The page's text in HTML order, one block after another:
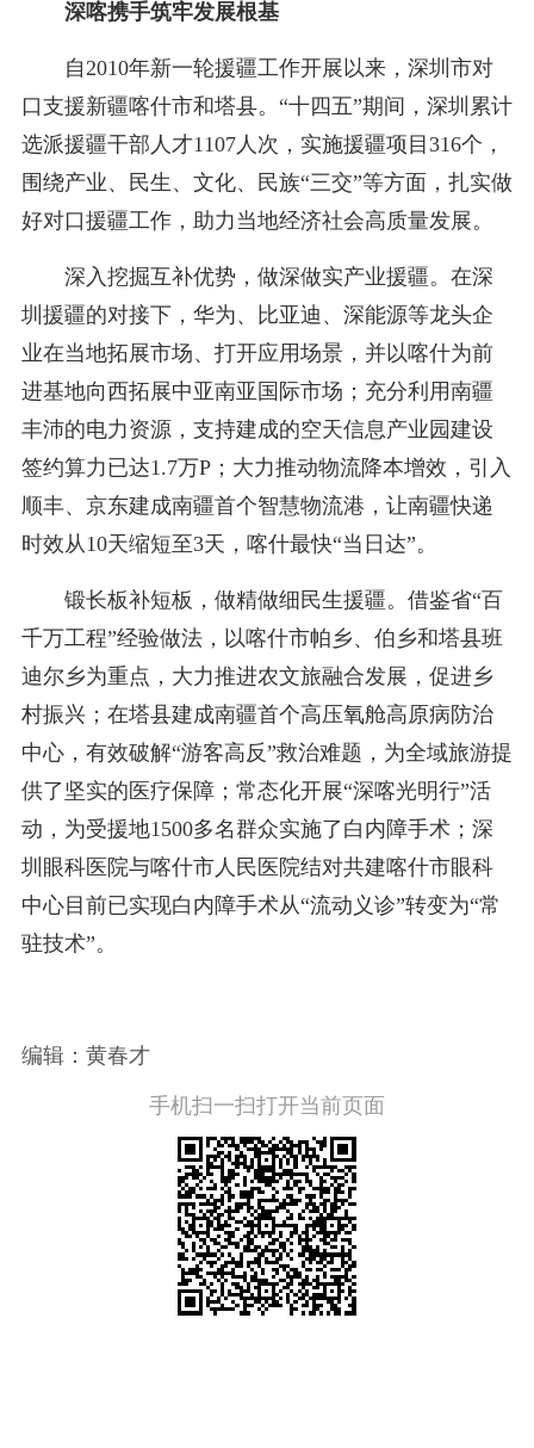
深喀携手筑牢发展根基
自2010年新一轮援疆工作开展以来，深圳市对
口支援新疆喀什市和塔县。“十四五”期间，深圳累计
选派援疆干部人才1107人次，实施援疆项目316个，
围绕产业、民生、文化、民族“三交”等方面，扎实做
好对口援疆工作，助力当地经济社会高质量发展。
深入挖掘互补优势，做深做实产业援疆。在深
圳援疆的对接下，华为、比亚迪、深能源等龙头企
业在当地拓展市场、打开应用场景，并以喀什为前
进基地向西拓展中亚南亚国际市场；充分利用南疆
丰沛的电力资源，支持建成的空天信息产业园建设
签约算力已达1.7万P；大力推动物流降本增效，引入
顺丰、京东建成南疆首个智慧物流港，让南疆快递
时效从10天缩短至3天，喀什最快“当日达”。
锻长板补短板，做精做细民生援疆。借鉴省“百
千万工程”经验做法，以喀什市帕乡、伯乡和塔县班
迪尔乡为重点，大力推进农文旅融合发展，促进乡
村振兴；在塔县建成南疆首个高压氧舱高原病防治
中心，有效破解“游客高反”救治难题，为全域旅游提
供了坚实的医疗保障；常态化开展“深喀光明行”活
动，为受援地1500多名群众实施了白内障手术；深
圳眼科医院与喀什市人民医院结对共建喀什市眼科
中心目前已实现白内障手术从“流动义诊”转变为“常
驻技术”。
编辑：黄春才
手机扫一扫打开当前页面